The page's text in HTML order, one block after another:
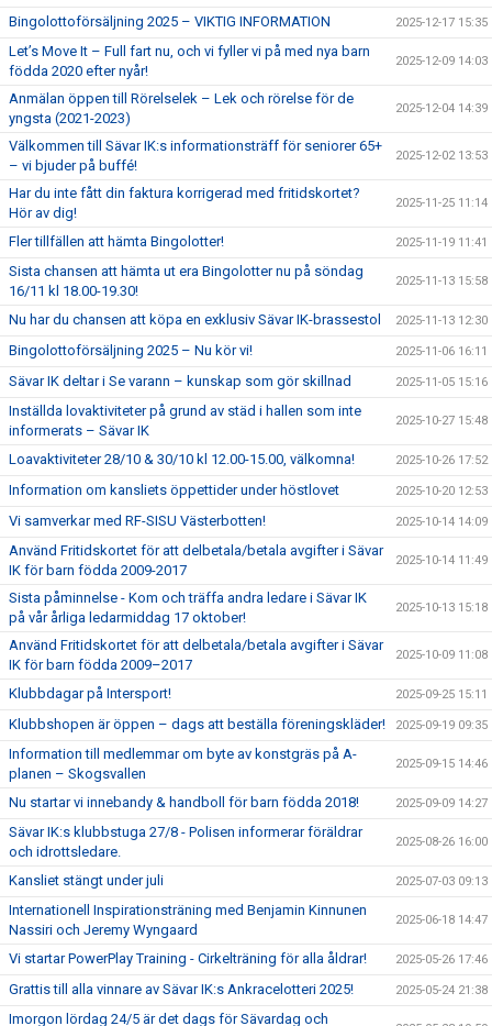
Bingolottoförsäljning 2025 – VIKTIG INFORMATION 2025-12-17 15:35
Let’s Move It – Full fart nu, och vi fyller vi på med nya barn
födda 2020 efter nyår!
2025-12-09 14:03
Anmälan öppen till Rörelselek – Lek och rörelse för de
yngsta (2021-2023)
2025-12-04 14:39
Välkommen till Sävar IK:s informationsträff för seniorer 65+
– vi bjuder på buffé!
2025-12-02 13:53
Har du inte fått din faktura korrigerad med fritidskortet?
Hör av dig!
2025-11-25 11:14
Fler tillfällen att hämta Bingolotter! 2025-11-19 11:41
Sista chansen att hämta ut era Bingolotter nu på söndag
16/11 kl 18.00-19.30!
2025-11-13 15:58
Nu har du chansen att köpa en exklusiv Sävar IK-brassestol 2025-11-13 12:30
Bingolottoförsäljning 2025 – Nu kör vi! 2025-11-06 16:11
Sävar IK deltar i Se varann – kunskap som gör skillnad 2025-11-05 15:16
Inställda lovaktiviteter på grund av städ i hallen som inte
informerats – Sävar IK
2025-10-27 15:48
Loavaktiviteter 28/10 & 30/10 kl 12.00-15.00, välkomna! 2025-10-26 17:52
Information om kansliets öppettider under höstlovet 2025-10-20 12:53
Vi samverkar med RF-SISU Västerbotten! 2025-10-14 14:09
Använd Fritidskortet för att delbetala/betala avgifter i Sävar
IK för barn födda 2009-2017
2025-10-14 11:49
Sista påminnelse - Kom och träffa andra ledare i Sävar IK
på vår årliga ledarmiddag 17 oktober!
2025-10-13 15:18
Använd Fritidskortet för att delbetala/betala avgifter i Sävar
IK för barn födda 2009–2017
2025-10-09 11:08
Klubbdagar på Intersport! 2025-09-25 15:11
Klubbshopen är öppen – dags att beställa föreningskläder! 2025-09-19 09:35
Information till medlemmar om byte av konstgräs på A-
planen – Skogsvallen
2025-09-15 14:46
Nu startar vi innebandy & handboll för barn födda 2018! 2025-09-09 14:27
Sävar IK:s klubbstuga 27/8 - Polisen informerar föräldrar
och idrottsledare.
2025-08-26 16:00
Kansliet stängt under juli 2025-07-03 09:13
Internationell Inspirationsträning med Benjamin Kinnunen
Nassiri och Jeremy Wyngaard
2025-06-18 14:47
Vi startar PowerPlay Training - Cirkelträning för alla åldrar! 2025-05-26 17:46
Grattis till alla vinnare av Sävar IK:s Ankracelotteri 2025! 2025-05-24 21:38
Imorgon lördag 24/5 är det dags för Sävardag och